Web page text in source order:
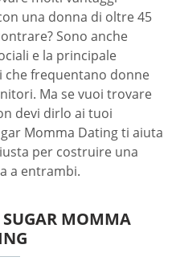
una donna di oltre 45
Sono anche
e la principale
che frequentano donne
Ma se vuoi trovare
devi dirlo ai tuoi
Momma Dating ti aiuta
per costruire una
a entrambi.
MOMMA